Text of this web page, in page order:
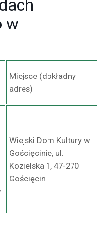
w
Miejsce (dokładny
adres)
Wiejski Dom Kultury w
Gościęcinie, ul.
Kozielska 1, 47-270
Gościęcin